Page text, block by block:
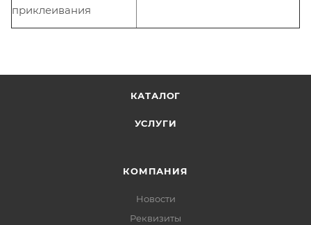
приклеивания
КАТАЛОГ
УСЛУГИ
КОМПАНИЯ
Новости
Реквизиты